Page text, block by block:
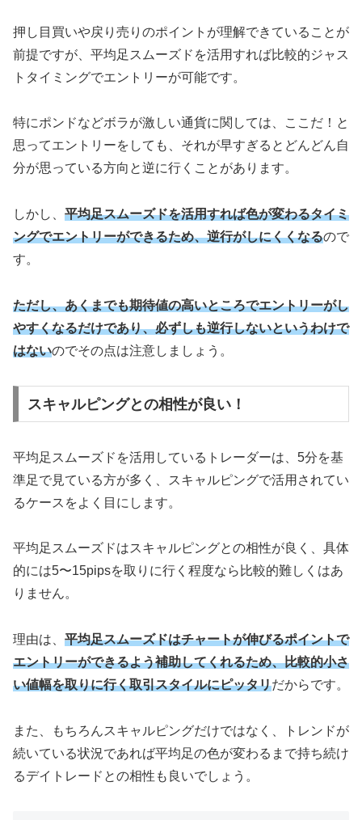
押し目買いや戻り売りのポイントが理解できていることが
前提ですが、平均足スムーズドを活用すれば比較的ジャス
トタイミングでエントリーが可能です。
特にポンドなどボラが激しい通貨に関しては、ここだ！と
思ってエントリーをしても、それが早すぎるとどんどん自
分が思っている方向と逆に行くことがあります。
しかし、 平均足スムーズドを活用すれば色が変わるタイミ
ングでエントリーができるため、逆行がしにくくなるので
す。
ただし、あくまでも期待値の高いところでエントリーがし
やすくなるだけであり、必ずしも逆行しないというわけで
はないのでその点は注意しましょう。
スキャルピングとの相性が良い！
平均足スムーズドを活用しているトレーダーは、5分を基
準足で見ている方が多く、スキャルピングで活用されてい
るケースをよく目にします。
平均足スムーズドはスキャルピングとの相性が良く、具体
的には5〜15pipsを取りに行く程度なら比較的難しくはあ
りません。
理由は、 平均足スムーズドはチャートが伸びるポイントで
エントリーができるよう補助してくれるため、比較的小さ
い値幅を取りに行く取引スタイルにピッタリだからです。
また、もちろんスキャルピングだけではなく、トレンドが
続いている状況であれば平均足の色が変わるまで持ち続け
るデイトレードとの相性も良いでしょう。